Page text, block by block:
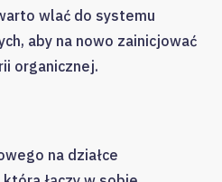
wlać do systemu
aby na nowo zainicjować
organicznej.
na działce